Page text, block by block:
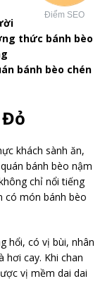
Điểm SEO
thức bánh bèo
bánh bèo chén
khách sành ăn,
bánh bèo nậm
chỉ nổi tiếng
có món bánh bèo
hổi, có vị bùi, nhân
hơi cay. Khi chan
vị mềm dai dai